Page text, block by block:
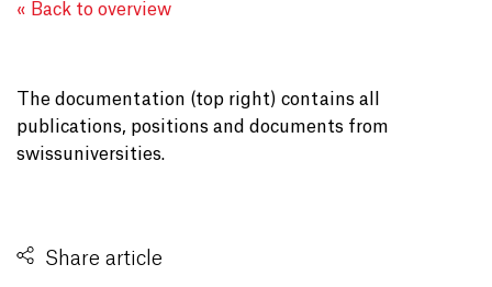
« Back to overview
The documentation (top right) contains all
publications, positions and documents from
swissuniversities.
Share article